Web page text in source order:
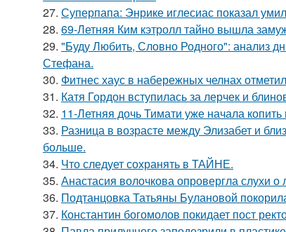
27. Суперпапа: Энрике иглесиас показал
28. 69-Летняя Ким кэтролл тайно вышла
29. "Буду Любить, Словно Родного": анализ
Стефана.
30. Фитнес хаус в набережных челнах
31. Катя Гордон вступилась за лерчек и
32. 11-Летняя дочь Тимати уже начала
33. Разница в возрасте между Элизабет и
больше.
34. Что следует сохранять в ТАЙНЕ.
35. Анастасия волочкова опровергла слухи о
36. Подтанцовка Татьяны Булановой
37. Константин богомолов покидает пост